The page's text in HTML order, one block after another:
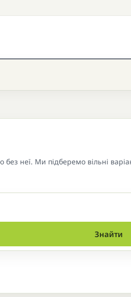
неї. Ми підберемо вільні
Знайти